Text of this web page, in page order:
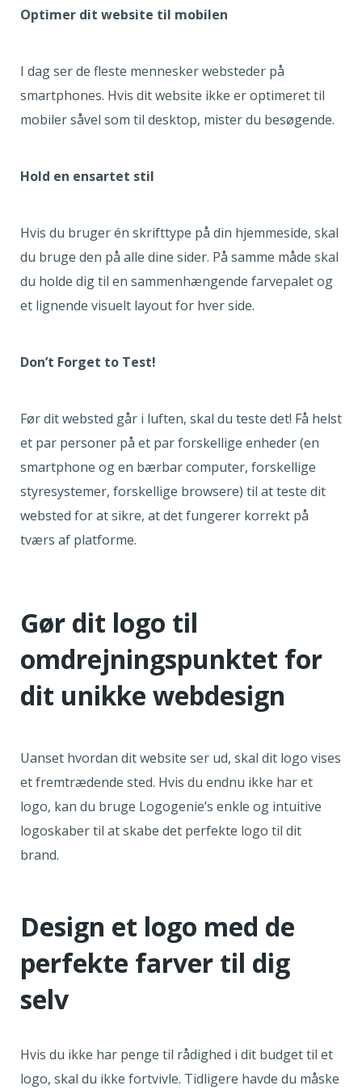
Optimer dit website til mobilen
I dag ser de fleste mennesker websteder på
smartphones. Hvis dit website ikke er optimeret til
mobiler såvel som til desktop, mister du besøgende.
Hold en ensartet stil
Hvis du bruger én skrifttype på din hjemmeside, skal
du bruge den på alle dine sider. På samme måde skal
du holde dig til en sammenhængende farvepalet og
et lignende visuelt layout for hver side.
Don’t Forget to Test!
Før dit websted går i luften, skal du teste det! Få helst
et par personer på et par forskellige enheder (en
smartphone og en bærbar computer, forskellige
styresystemer, forskellige browsere) til at teste dit
websted for at sikre, at det fungerer korrekt på
tværs af platforme.
Gør dit logo til
omdrejningspunktet for
dit unikke webdesign
Uanset hvordan dit website ser ud, skal dit logo vises
et fremtrædende sted. Hvis du endnu ikke har et
logo, kan du bruge Logogenie’s enkle og intuitive
logoskaber til at skabe det perfekte logo til dit
brand.
Design et logo med de
perfekte farver til dig
selv
Hvis du ikke har penge til rådighed i dit budget til et
logo, skal du ikke fortvivle. Tidligere havde du måske